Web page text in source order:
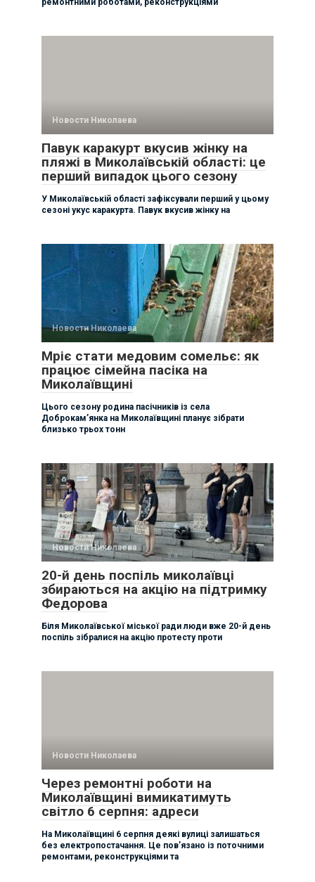
Новости Николаева
Павук каракурт вкусив жінку на
пляжі в Миколаївській області: це
перший випадок цього сезону
У Миколаївській області зафіксували перший у цьому
сезоні укус каракурта. Павук вкусив жінку на
Новости Николаева
Мріє стати медовим сомельє: як
працює сімейна пасіка на
Миколаївщині
Цього сезону родина пасічників із села
Доброкам’янка на Миколаївщині планує зібрати
близько трьох тонн
Новости Николаева
20-й день поспіль миколаївці
збираються на акцію на підтримку
Федорова
Біля Миколаївської міської ради люди вже 20-й день
поспіль зібралися на акцію протесту проти
Новости Николаева
Через ремонтні роботи на
Миколаївщині вимикатимуть
світло 6 серпня: адреси
На Миколаївщині 6 серпня деякі вулиці залишаться
без електропостачання. Це пов’язано із поточними
ремонтами, реконструкціями та